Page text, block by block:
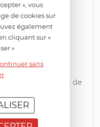
pour Système de
24/48H
€
», vous
de cookies sur
également
cliquant sur «
»
sans